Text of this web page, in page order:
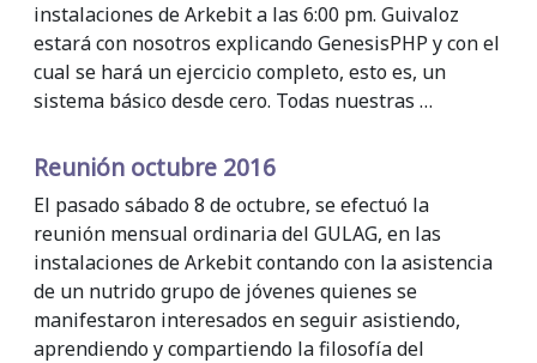
instalaciones de Arkebit a las 6:00 pm. Guivaloz
estará con nosotros explicando GenesisPHP y con el
cual se hará un ejercicio completo, esto es, un
sistema básico desde cero. Todas nuestras …
Reunión octubre 2016
El pasado sábado 8 de octubre, se efectuó la
reunión mensual ordinaria del GULAG, en las
instalaciones de Arkebit contando con la asistencia
de un nutrido grupo de jóvenes quienes se
manifestaron interesados en seguir asistiendo,
aprendiendo y compartiendo la filosofía del